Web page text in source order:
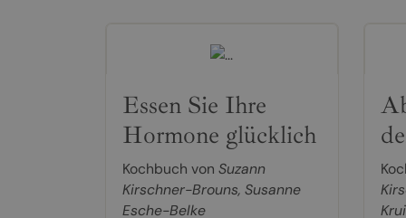
Essen Sie Ihre
Hormone glücklich
Kochbuch von Suzann
Kirschner-Brouns, Susanne
Esche-Belke